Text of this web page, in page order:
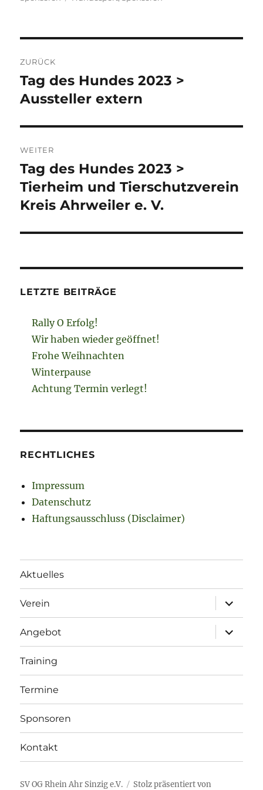
ZURÜCK
Vorheriger
Beitrag:
Tag des Hundes 2023 >
Aussteller extern
WEITER
Nächster
Beitrag:
Tag des Hundes 2023 >
Tierheim und Tierschutzverein
Kreis Ahrweiler e. V.
LETZTE BEITRÄGE
Rally O Erfolg!
Wir haben wieder geöffnet!
Frohe Weihnachten
Winterpause
Achtung Termin verlegt!
RECHTLICHES
Impressum
Datenschutz
Haftungsausschluss (Disclaimer)
Aktuelles
Verein
öffnen
Angebot
öffnen
Training
Termine
Sponsoren
Kontakt
SV OG Rhein Ahr Sinzig e.V. Stolz präsentiert von